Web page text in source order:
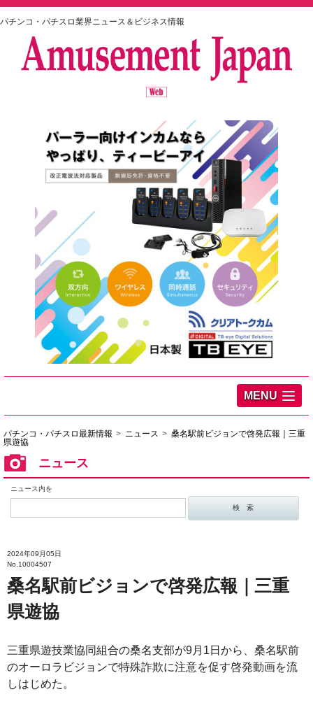
パチンコ・パチスロ業界ニュース＆ビジネス情報
MENU
パチンコ・パチスロ最新情報 ニュース
桑名駅前ビジョンで啓発広報｜三重
県遊協
ニュース
ニュース内を
2024年09月05日
No.10004507
桑名駅前ビジョンで啓発広報｜三重
県遊協
三重県遊技業協同組合の桑名支部が9月1日から、桑名駅前
のオーロラビジョンで特殊詐欺に注意を促す啓発動画を流
しはじめた。